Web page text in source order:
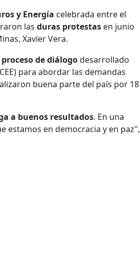
y Energía celebrada entre el
las duras protestas en junio
Xavier Vera.
de diálogodesarrollado
para abordar las demandas
buena parte del país por 18
a buenos resultados. En una
estamos en democracia y en paz",